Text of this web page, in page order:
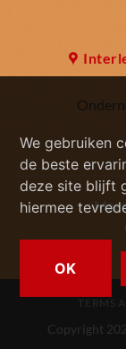
Copyright
We gebruiken
de beste
deze site blijft
hiermee
OK